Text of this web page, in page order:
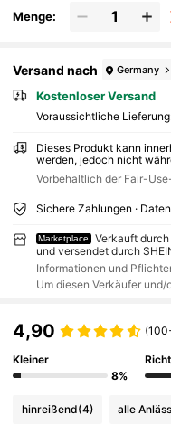
Menge:
Versand nach Germany
Kostenloser Versand
Voraussichtliche
Dieses Produkt kann
werden, jedoch nicht
Vorbehaltlich der Fair-
Sichere Zahlungen ·
Marketplace
Verkauft
und versendet durch
Informationen und
Um diesen Verkäufer
4,90
Kleiner
8%
hinreißend(4) alle